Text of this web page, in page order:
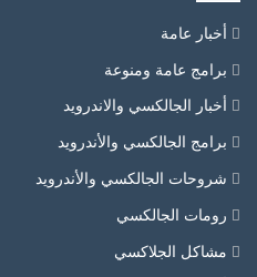
أخبار عامة
برامج عامة ومنوعة
أخبار الجالكسي والاندرويد
برامج الجالكسي والأندرويد
شروحات الجالكسي والأندرويد
رومات الجالكسي
مشاكل الجلاكسي